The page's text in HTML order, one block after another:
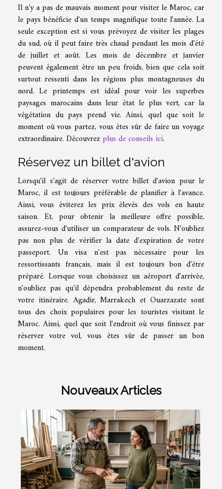
Il n'y a pas de mauvais moment pour visiter le Maroc, car
le pays bénéficie d'un temps magnifique toute l'année. La
seule exception est si vous prévoyez de visiter les plages
du sud, où il peut faire très chaud pendant les mois d'été
de juillet et août. Les mois de décembre et janvier
peuvent également être un peu froids, bien que cela soit
surtout ressenti dans les régions plus montagneuses du
nord. Le printemps est idéal pour voir les superbes
paysages marocains dans leur état le plus vert, car la
végétation du pays prend vie. Ainsi, quel que soit le
moment où vous partez, vous êtes sûr de faire un voyage
extraordinaire. Découvrezplus de conseils ici.
Réservez un billet d'avion
Lorsqu'il s'agit de réserver votre billet d'avion pour le
Maroc, il est toujours préférable de planifier à l'avance.
Ainsi, vous éviterez les prix élevés des vols en haute
saison. Et, pour obtenir la meilleure offre possible,
assurez-vous d'utiliser un comparateur de vols. N'oubliez
pas non plus de vérifier la date d'expiration de votre
passeport. Un visa n'est pas nécessaire pour les
ressortissants français, mais il est toujours bon d'être
préparé. Lorsque vous choisissez un aéroport d'arrivée,
n'oubliez pas qu'il dépendra probablement du reste de
votre itinéraire. Agadir, Marrakech et Ouarzazate sont
tous des choix populaires pour les touristes visitant le
Maroc. Ainsi, quel que soit l'endroit où vous finissez par
réserver votre vol, vous êtes sûr de passer un bon
moment.
Nouveaux Articles